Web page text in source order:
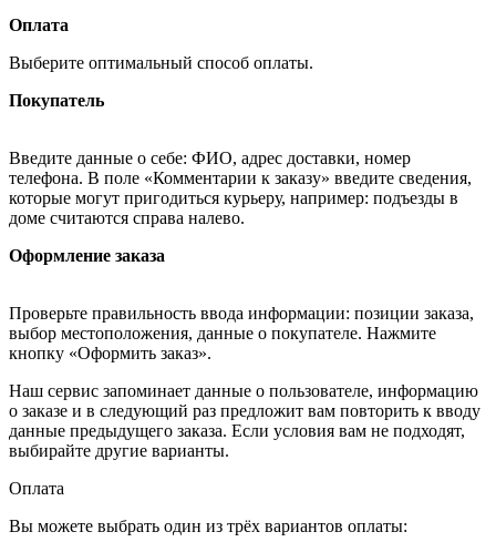
Оплата
Выберите оптимальный способ оплаты.
Покупатель
Введите данные о себе: ФИО, адрес доставки, номер
телефона. В поле «Комментарии к заказу» введите сведения,
которые могут пригодиться курьеру, например: подъезды в
доме считаются справа налево.
Оформление заказа
Проверьте правильность ввода информации: позиции заказа,
выбор местоположения, данные о покупателе. Нажмите
кнопку «Оформить заказ».
Наш сервис запоминает данные о пользователе, информацию
о заказе и в следующий раз предложит вам повторить к вводу
данные предыдущего заказа. Если условия вам не подходят,
выбирайте другие варианты.
Оплата
Вы можете выбрать один из трёх вариантов оплаты: